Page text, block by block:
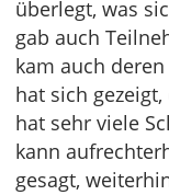
überlegt, was
gab auch
kam auch
hat sich
hat sehr viele
kann
gesagt,